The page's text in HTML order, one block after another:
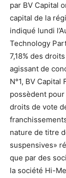
par BV Capital
capital de la
indiqué lundi
Technology
7,18% des
agissant de
N°1, BV Capital
possèdent pour
droits de vote
nature de titre
suspensives»
que par des
la société Hi-